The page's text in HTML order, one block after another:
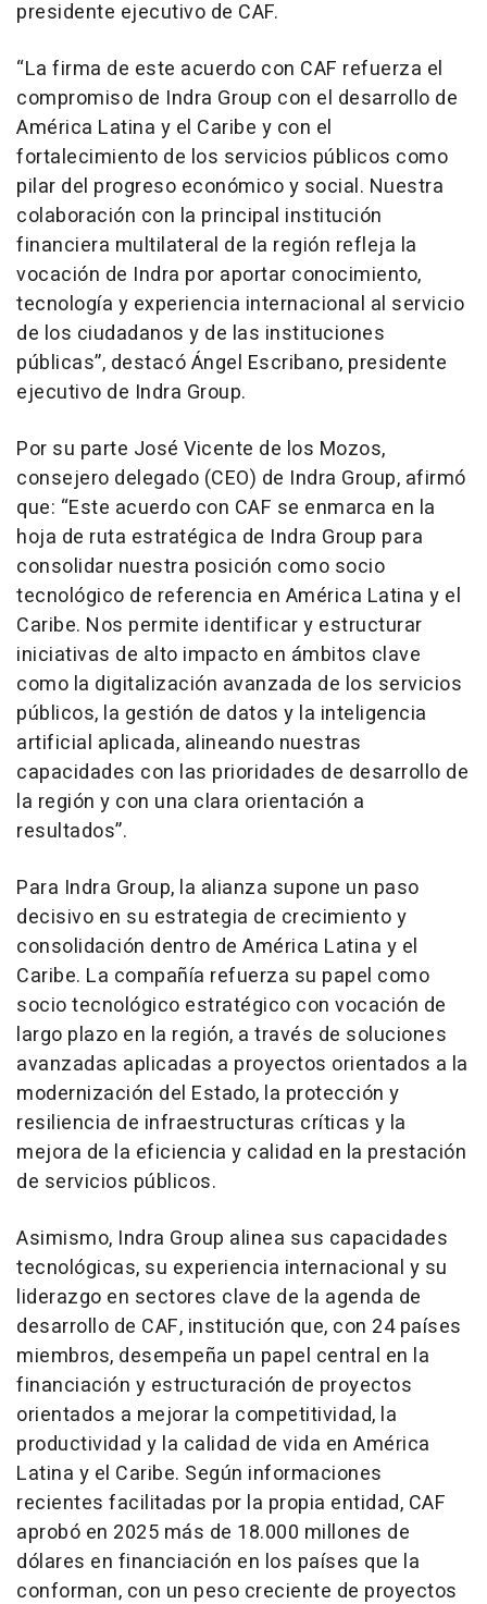
presidente ejecutivo de CAF.
“La firma de este acuerdo con CAF refuerza el
compromiso de Indra Group con el desarrollo de
América Latina y el Caribe y con el
fortalecimiento de los servicios públicos como
pilar del progreso económico y social. Nuestra
colaboración con la principal institución
financiera multilateral de la región refleja la
vocación de Indra por aportar conocimiento,
tecnología y experiencia internacional al servicio
de los ciudadanos y de las instituciones
públicas”, destacó Ángel Escribano, presidente
ejecutivo de Indra Group.
Por su parte José Vicente de los Mozos,
consejero delegado (CEO) de Indra Group, afirmó
que: “Este acuerdo con CAF se enmarca en la
hoja de ruta estratégica de Indra Group para
consolidar nuestra posición como socio
tecnológico de referencia en América Latina y el
Caribe. Nos permite identificar y estructurar
iniciativas de alto impacto en ámbitos clave
como la digitalización avanzada de los servicios
públicos, la gestión de datos y la inteligencia
artificial aplicada, alineando nuestras
capacidades con las prioridades de desarrollo de
la región y con una clara orientación a
resultados”.
Para Indra Group, la alianza supone un paso
decisivo en su estrategia de crecimiento y
consolidación dentro de América Latina y el
Caribe. La compañía refuerza su papel como
socio tecnológico estratégico con vocación de
largo plazo en la región, a través de soluciones
avanzadas aplicadas a proyectos orientados a la
modernización del Estado, la protección y
resiliencia de infraestructuras críticas y la
mejora de la eficiencia y calidad en la prestación
de servicios públicos.
Asimismo, Indra Group alinea sus capacidades
tecnológicas, su experiencia internacional y su
liderazgo en sectores clave de la agenda de
desarrollo de CAF, institución que, con 24 países
miembros, desempeña un papel central en la
financiación y estructuración de proyectos
orientados a mejorar la competitividad, la
productividad y la calidad de vida en América
Latina y el Caribe. Según informaciones
recientes facilitadas por la propia entidad, CAF
aprobó en 2025 más de 18.000 millones de
dólares en financiación en los países que la
conforman, con un peso creciente de proyectos